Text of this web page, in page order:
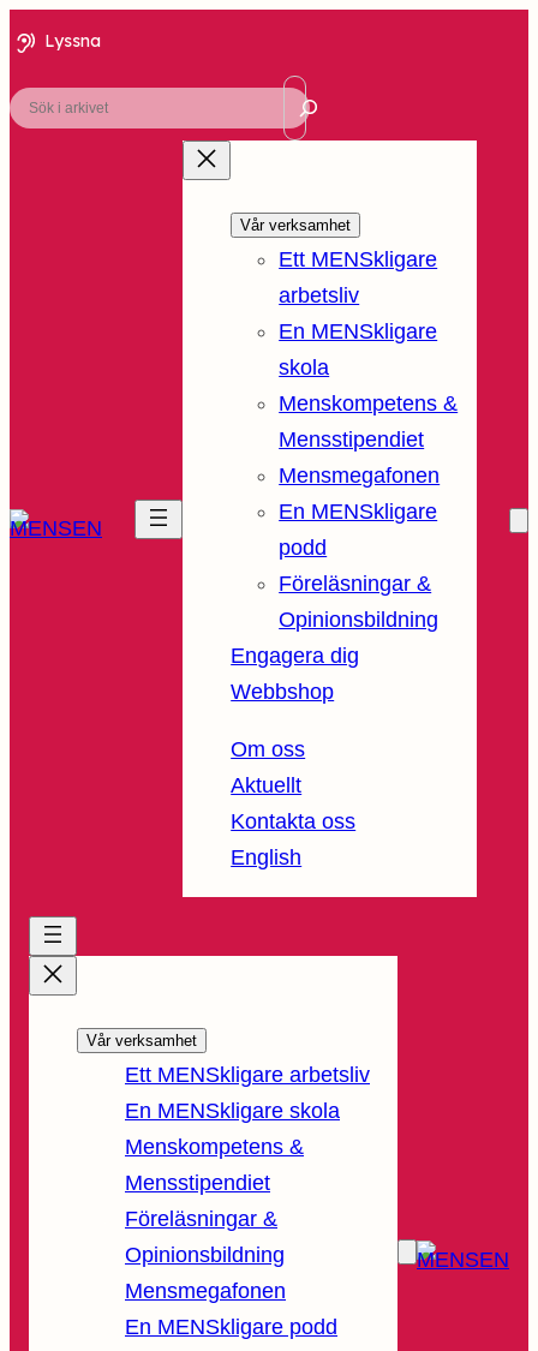
Lyssna
Sök
Vår verksamhet
Ett MENSkligare
arbetsliv
En MENSkligare
skola
Menskompetens &
Mensstipendiet
Mensmegafonen
En MENSkligare
podd
Föreläsningar &
Opinionsbildning
Engagera dig
Webbshop
Om oss
Aktuellt
Kontakta oss
English
Vår verksamhet
Ett MENSkligare arbetsliv
En MENSkligare skola
Menskompetens &
Mensstipendiet
Föreläsningar &
Opinionsbildning
Mensmegafonen
En MENSkligare podd